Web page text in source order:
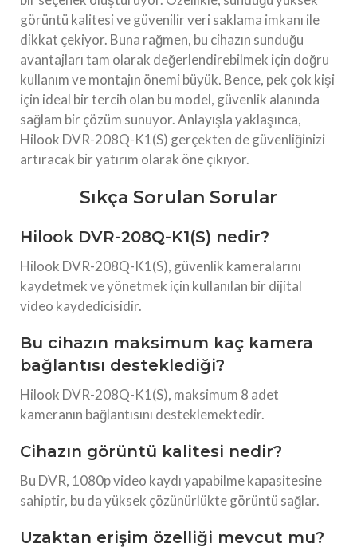
görüntü kalitesi ve güvenilir veri saklama imkanı ile
dikkat çekiyor. Buna rağmen, bu cihazın sunduğu
avantajları tam olarak değerlendirebilmek için doğru
kullanım ve montajın önemi büyük. Bence, pek çok kişi
için ideal bir tercih olan bu model, güvenlik alanında
sağlam bir çözüm sunuyor. Anlayışla yaklaşınca,
Hilook DVR-208Q-K1(S) gerçekten de güvenliğinizi
artıracak bir yatırım olarak öne çıkıyor.
Sıkça Sorulan Sorular
Hilook DVR-208Q-K1(S) nedir?
Hilook DVR-208Q-K1(S), güvenlik kameralarını
kaydetmek ve yönetmek için kullanılan bir dijital
video kaydedicisidir.
Bu cihazın maksimum kaç kamera
bağlantısı desteklediği?
Hilook DVR-208Q-K1(S), maksimum 8 adet
kameranın bağlantısını desteklemektedir.
Cihazın görüntü kalitesi nedir?
Bu DVR, 1080p video kaydı yapabilme kapasitesine
sahiptir, bu da yüksek çözünürlükte görüntü sağlar.
Uzaktan erişim özelliği mevcut mu?